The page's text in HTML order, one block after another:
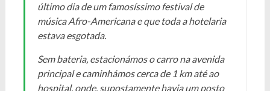
último dia de um famosíssimo festival de
música Afro-Americana e que toda a hotelaria
estava esgotada.
Sem bateria, estacionámos o carro na avenida
principal e caminhámos cerca de 1 km até ao
hospital, onde, supostamente havia um posto